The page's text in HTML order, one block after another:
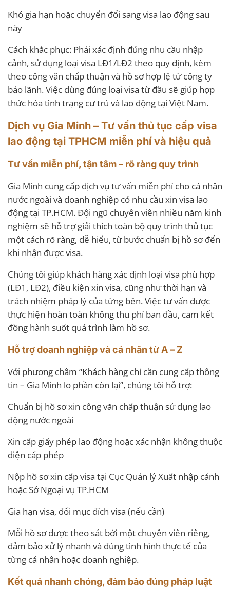
Khó gia hạn hoặc chuyển đổi sang visa lao động sau
này
Cách khắc phục: Phải xác định đúng nhu cầu nhập
cảnh, sử dụng loại visa LĐ1/LĐ2 theo quy định, kèm
theo công văn chấp thuận và hồ sơ hợp lệ từ công ty
bảo lãnh. Việc dùng đúng loại visa từ đầu sẽ giúp hợp
thức hóa tình trạng cư trú và lao động tại Việt Nam.
Dịch vụ Gia Minh – Tư vấn thủ tục cấp visa
lao động tại TPHCM miễn phí và hiệu quả
Tư vấn miễn phí, tận tâm – rõ ràng quy trình
Gia Minh cung cấp dịch vụ tư vấn miễn phí cho cá nhân
nước ngoài và doanh nghiệp có nhu cầu xin visa lao
động tại TP.HCM. Đội ngũ chuyên viên nhiều năm kinh
nghiệm sẽ hỗ trợ giải thích toàn bộ quy trình thủ tục
một cách rõ ràng, dễ hiểu, từ bước chuẩn bị hồ sơ đến
khi nhận được visa.
Chúng tôi giúp khách hàng xác định loại visa phù hợp
(LĐ1, LĐ2), điều kiện xin visa, cũng như thời hạn và
trách nhiệm pháp lý của từng bên. Việc tư vấn được
thực hiện hoàn toàn không thu phí ban đầu, cam kết
đồng hành suốt quá trình làm hồ sơ.
Hỗ trợ doanh nghiệp và cá nhân từ A – Z
Với phương châm “Khách hàng chỉ cần cung cấp thông
tin – Gia Minh lo phần còn lại”, chúng tôi hỗ trợ:
Chuẩn bị hồ sơ xin công văn chấp thuận sử dụng lao
động nước ngoài
Xin cấp giấy phép lao động hoặc xác nhận không thuộc
diện cấp phép
Nộp hồ sơ xin cấp visa tại Cục Quản lý Xuất nhập cảnh
hoặc Sở Ngoại vụ TP.HCM
Gia hạn visa, đổi mục đích visa (nếu cần)
Mỗi hồ sơ được theo sát bởi một chuyên viên riêng,
đảm bảo xử lý nhanh và đúng tình hình thực tế của
từng cá nhân hoặc doanh nghiệp.
Kết quả nhanh chóng, đảm bảo đúng pháp luật